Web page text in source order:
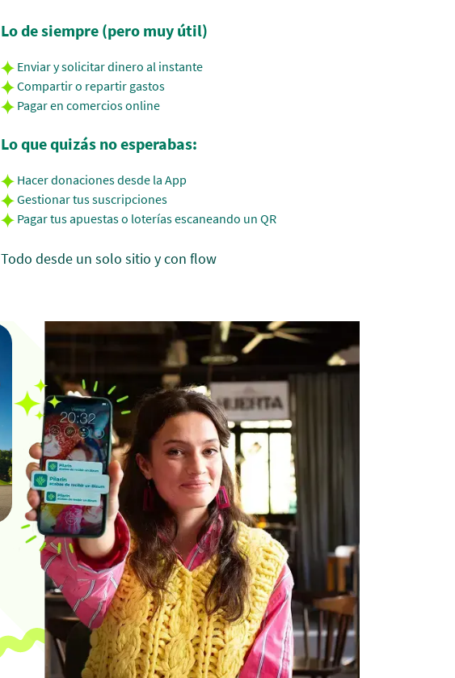
Lo de siempre (pero muy útil)
Enviar y solicitar dinero al instante
Compartir o repartir gastos
Pagar en comercios online
Lo que quizás no esperabas:
Hacer donaciones desde la App
Gestionar tus suscripciones
Pagar tus apuestas o loterías escaneando un QR
Todo desde un solo sitio y con flow